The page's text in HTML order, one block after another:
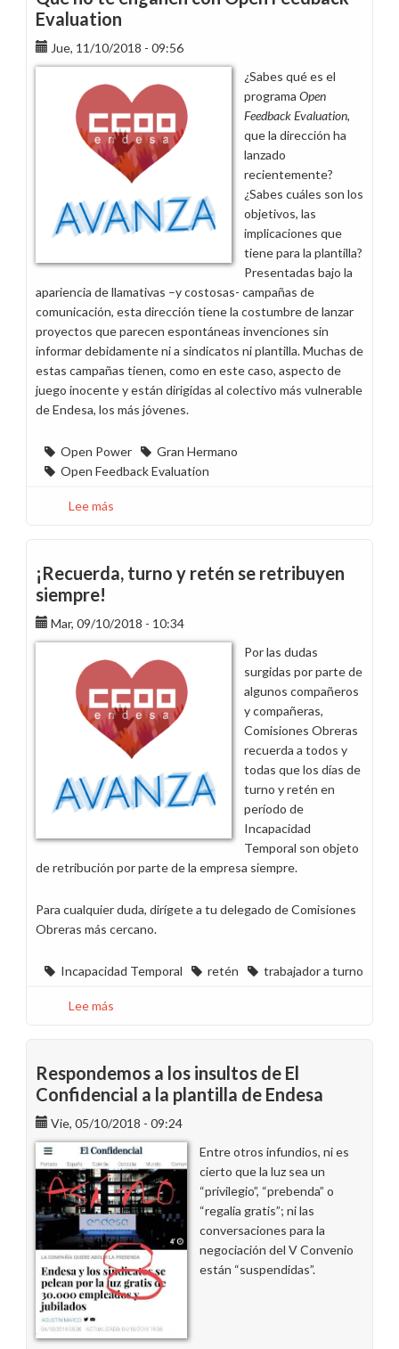
2014-
2017
Evaluation
Jue, 11/10/2018 - 09:56
¿Sabes qué es el
programa Open
Feedback Evaluation,
que la dirección ha
lanzado
recientemente?
¿Sabes cuáles son los
objetivos, las
implicaciones que
tiene para la plantilla?
Presentadas bajo la
apariencia de llamativas –y costosas- campañas de
comunicación, esta dirección tiene la costumbre de lanzar
proyectos que parecen espontáneas invenciones sin
informar debidamente ni a sindicatos ni plantilla. Muchas de
estas campañas tienen, como en este caso, aspecto de
juego inocente y están dirigidas al colectivo más vulnerable
de Endesa, los más jóvenes.
Open Power
Gran Hermano
Open Feedback Evaluation
Lee más
engañen
Open
Feedback
Evaluation
¡Recuerda, turno y retén se retribuyen
siempre!
Mar, 09/10/2018 - 10:34
Por las dudas
surgidas por parte de
algunos compañeros
y compañeras,
Comisiones Obreras
recuerda a todos y
todas que los días de
turno y retén en
período de
Incapacidad
Temporal son objeto
de retribución por parte de la empresa siempre.
Para cualquier duda, dirígete a tu delegado de Comisiones
Obreras más cercano.
Incapacidad Temporal retén trabajador a turno
Lee más
retén
se
retribuyen
siempre!
Respondemos a los insultos de El
Confidencial a la plantilla de Endesa
Vie, 05/10/2018 - 09:24
Entre otros infundios, ni es
cierto que la luz sea un
“privilegio”, “prebenda” o
“regalía gratis”; ni las
conversaciones para la
negociación del V Convenio
están “suspendidas”.